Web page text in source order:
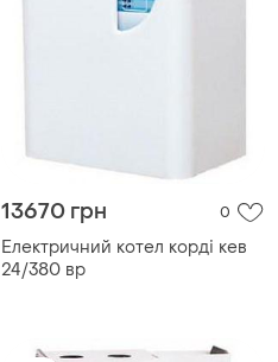
13670 грн 0
Електричний котел корді кев
24/380 вр